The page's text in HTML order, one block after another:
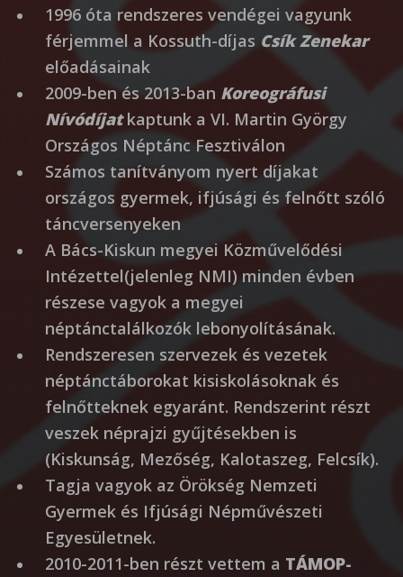
1996 óta rendszeres vendégei vagyunk
férjemmel a Kossuth-díjas Csík Zenekar
előadásainak
2009-ben és 2013-ban Koreográfusi
Nívódíjatkaptunk a VI. Martin György
Országos Néptánc Fesztiválon
Számos tanítványom nyert díjakat
országos gyermek, ifjúsági és felnőtt szóló
táncversenyeken
A Bács-Kiskun megyei Közművelődési
Intézettel(jelenleg NMI) minden évben
részese vagyok a megyei
néptánctalálkozók lebonyolításának.
Rendszeresen szervezek és vezetek
néptánctáborokat kisiskolásoknak és
felnőtteknek egyaránt. Rendszerint részt
veszek néprajzi gyűjtésekben is
(Kiskunság, Mezőség, Kalotaszeg, Felcsík).
Tagja vagyok az Örökség Nemzeti
Gyermek és Ifjúsági Népművészeti
Egyesületnek.
2010-2011-ben részt vettem a TÁMOP-